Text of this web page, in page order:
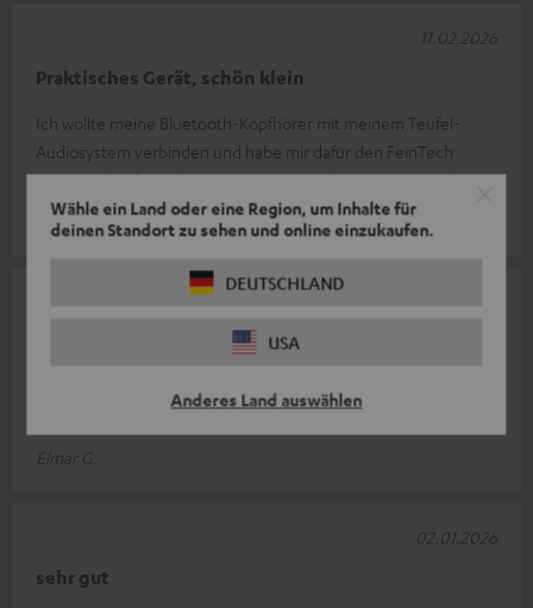
Wähle ein Land oder eine Region, um Inhalte für
deinen Standort zu sehen und online einzukaufen.
DEUTSCHLAND
USA
Anderes Land auswählen
Praktisches Gerät, schön klein
Ich wollte meine Bluetooth-Kopfhörer mit meinem Teufel-
Audiosystem verbinden und habe mir dafür den FeinTech
BT200 gekauft. Funktioniert wir
Komplette Bewertung lesen
Jan B.
(automatisch übersetzt *)
11.02.2026
allem magnetisch- Kaufempfehlung
Elmar G.
sehr gut
02.01.2026